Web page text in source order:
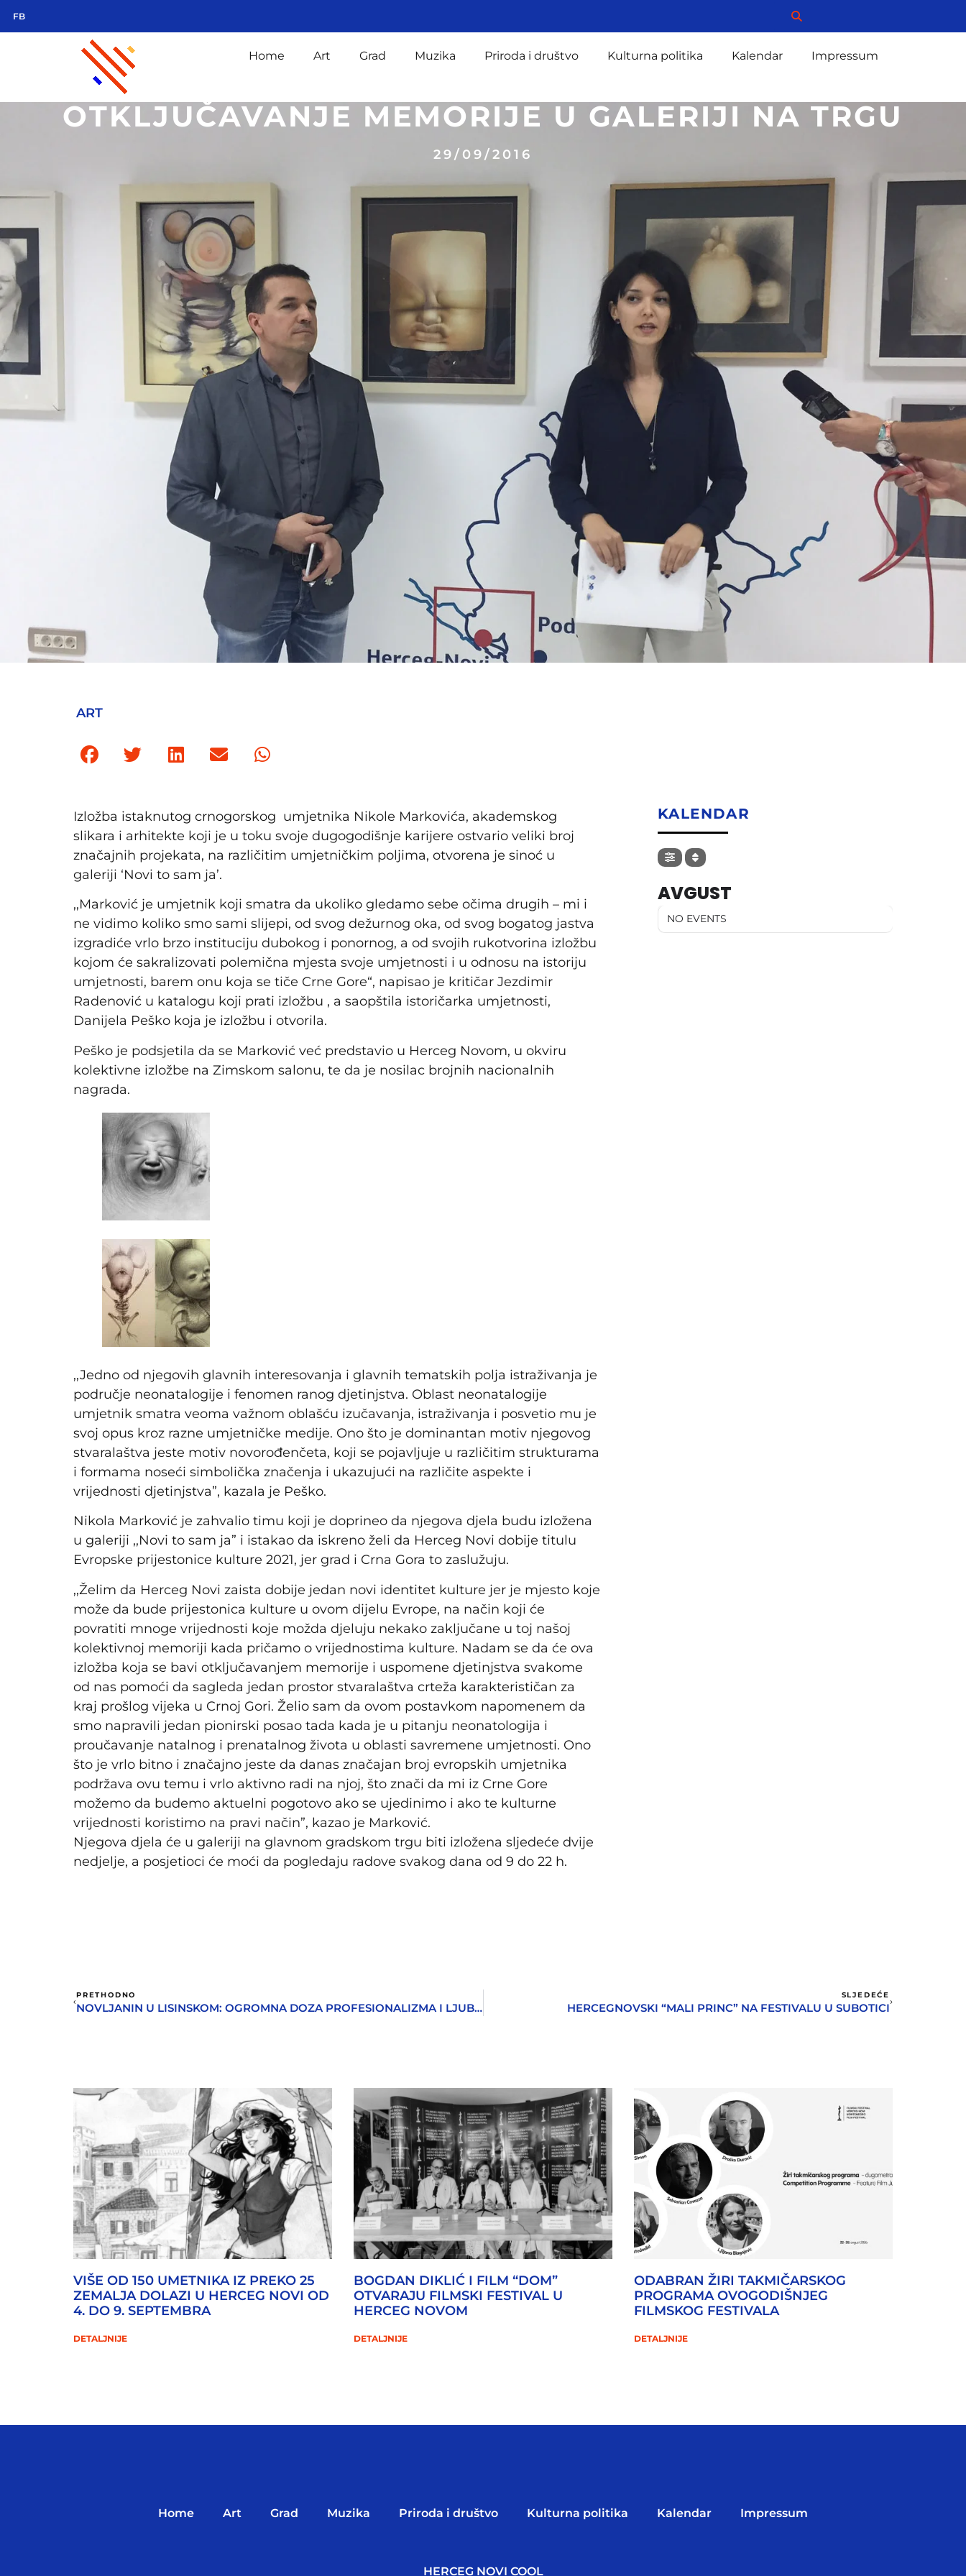
FB
Home Art Grad Muzika Priroda i društvo Kulturna politika Kalendar Impressum
OTKLJUČAVANJE MEMORIJE U GALERIJI NA TRGU
29/09/2016
ART
Izložba istaknutog crnogorskog umjetnika Nikole Markovića, akademskog
slikara i arhitekte koji je u toku svoje dugogodišnje karijere ostvario veliki broj
značajnih projekata, na različitim umjetničkim poljima, otvorena je sinoć u
galeriji ‘Novi to sam ja’.
,,Marković je umjetnik koji smatra da ukoliko gledamo sebe očima drugih – mi i
ne vidimo koliko smo sami slijepi, od svog dežurnog oka, od svog bogatog jastva
izgradiće vrlo brzo instituciju dubokog i ponornog, a od svojih rukotvorina izložbu
kojom će sakralizovati polemična mjesta svoje umjetnosti i u odnosu na istoriju
umjetnosti, barem onu koja se tiče Crne Gore“, napisao je kritičar Jezdimir
Radenović u katalogu koji prati izložbu , a saopštila istoričarka umjetnosti,
Danijela Peško koja je izložbu i otvorila.
Peško je podsjetila da se Marković već predstavio u Herceg Novom, u okviru
kolektivne izložbe na Zimskom salonu, te da je nosilac brojnih nacionalnih
nagrada.
,,Jedno od njegovih glavnih interesovanja i glavnih tematskih polja istraživanja je
područje neonatalogije i fenomen ranog djetinjstva. Oblast neonatalogije
umjetnik smatra veoma važnom oblašću izučavanja, istraživanja i posvetio mu je
svoj opus kroz razne umjetničke medije. Ono što je dominantan motiv njegovog
stvaralaštva jeste motiv novorođenčeta, koji se pojavljuje u različitim strukturama
i formama noseći simbolička značenja i ukazujući na različite aspekte i
vrijednosti djetinjstva”, kazala je Peško.
Nikola Marković je zahvalio timu koji je doprineo da njegova djela budu izložena
u galeriji ,,Novi to sam ja” i istakao da iskreno želi da Herceg Novi dobije titulu
Evropske prijestonice kulture 2021, jer grad i Crna Gora to zaslužuju.
,,Želim da Herceg Novi zaista dobije jedan novi identitet kulture jer je mjesto koje
može da bude prijestonica kulture u ovom dijelu Evrope, na način koji će
povratiti mnoge vrijednosti koje možda djeluju nekako zaključane u toj našoj
kolektivnoj memoriji kada pričamo o vrijednostima kulture. Nadam se da će ova
izložba koja se bavi otključavanjem memorije i uspomene djetinjstva svakome
od nas pomoći da sagleda jedan prostor stvaralaštva crteža karakterističan za
kraj prošlog vijeka u Crnoj Gori. Želio sam da ovom postavkom napomenem da
smo napravili jedan pionirski posao tada kada je u pitanju neonatologija i
proučavanje natalnog i prenatalnog života u oblasti savremene umjetnosti. Ono
što je vrlo bitno i značajno jeste da danas značajan broj evropskih umjetnika
podržava ovu temu i vrlo aktivno radi na njoj, što znači da mi iz Crne Gore
možemo da budemo aktuelni pogotovo ako se ujedinimo i ako te kulturne
vrijednosti koristimo na pravi način”, kazao je Marković.
Njegova djela će u galeriji na glavnom gradskom trgu biti izložena sljedeće dvije
nedjelje, a posjetioci će moći da pogledaju radove svakog dana od 9 do 22 h.
KALENDAR
AVGUST
NO EVENTS
PRETHODNO
NOVLJANIN U LISINSKOM: OGROMNA DOZA PROFESIONALIZMA I LJUBAVI
SLJEDEĆE
HERCEGNOVSKI “MALI PRINC” NA FESTIVALU U SUBOTICI
VIŠE OD 150 UMETNIKA IZ PREKO 25
ZEMALJA DOLAZI U HERCEG NOVI OD
4. DO 9. SEPTEMBRA
DETALJNIJE
BOGDAN DIKLIĆ I FILM “DOM”
OTVARAJU FILMSKI FESTIVAL U
HERCEG NOVOM
DETALJNIJE
ODABRAN ŽIRI TAKMIČARSKOG
PROGRAMA OVOGODIŠNJEG
FILMSKOG FESTIVALA
DETALJNIJE
Home Art Grad Muzika Priroda i društvo Kulturna politika Kalendar Impressum
HERCEG NOVI COOL